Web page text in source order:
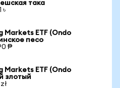
така
৳
Markets ETF (Ondo
песо
₱
Markets ETF (Ondo
злотый